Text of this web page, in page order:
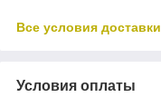
Все условия доставки
Условия оплаты